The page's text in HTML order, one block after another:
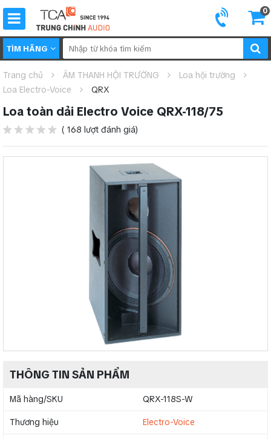
0
TÌM HÃNG
Trang chủ ÂM THANH HỘI TRƯỜNG
Loa hội trường
Loa Electro-Voice
QRX
Loa toàn dải Electro Voice QRX-118/75
( 168 lượt đánh giá)
THÔNG TIN SẢN PHẨM
Mã hàng/SKU QRX-118S-W
Thương hiệu Electro-Voice